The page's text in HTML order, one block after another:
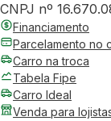
CNPJ nº
Financiamento
Parcelamento no
Carro na troca
Tabela Fipe
Carro Ideal
Venda para